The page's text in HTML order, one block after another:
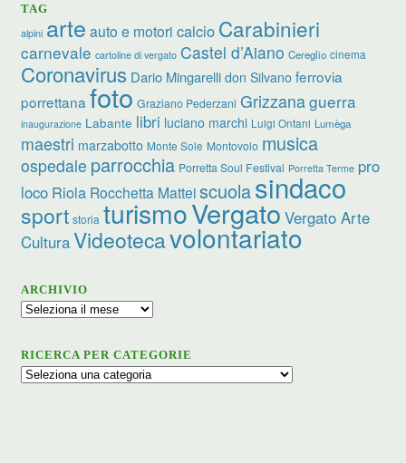
TAG
alpini arte auto e motori calcio Carabinieri
carnevale cartoline di vergato Castel d’Aiano Cereglio cinema
Coronavirus Dario Mingarelli don Silvano ferrovia
porrettana foto Graziano Pederzani Grizzanaguerra
inaugurazione Labante libri luciano marchi Luigi Ontani Lumèga
maestri marzabotto Monte Sole Montovolo musica
ospedale parrocchia Porretta Soul Festival Porretta Terme pro
loco Riola Rocchetta Matteiscuolasindaco
sport storia turismoVergato Vergato Arte
CulturaVideotecavolontariato
ARCHIVIO
Archivio
RICERCA PER CATEGORIE
Ricerca